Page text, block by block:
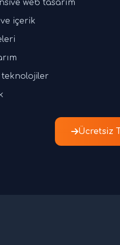
web tasarım
içerik
teknolojiler
Ücretsiz